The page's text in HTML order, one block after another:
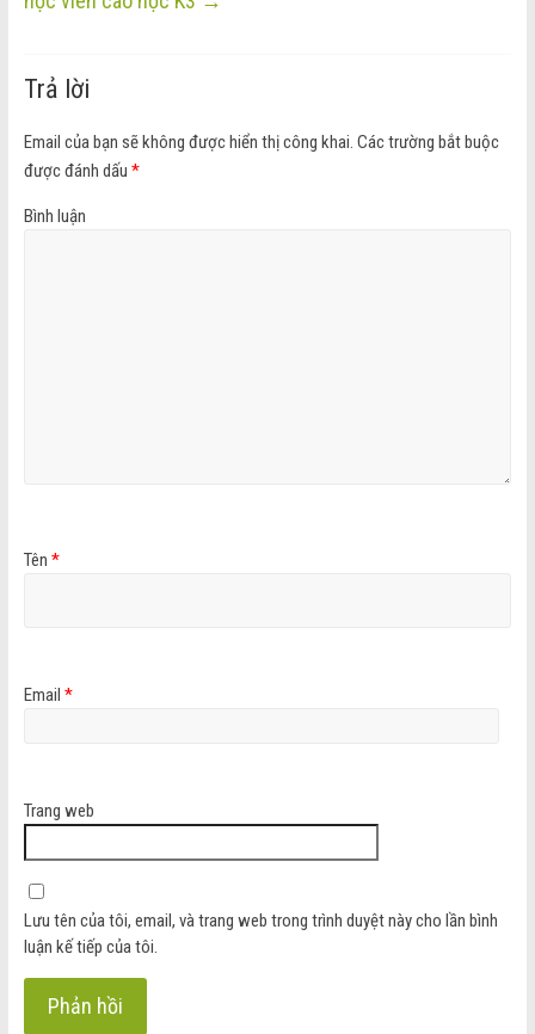
Trả lời
Email của bạn sẽ không được hiển thị công khai. Các trường bắt buộc
được đánh dấu *
Bình luận
Tên *
Email *
Trang web
Lưu tên của tôi, email, và trang web trong trình duyệt này cho lần bình
luận kế tiếp của tôi.